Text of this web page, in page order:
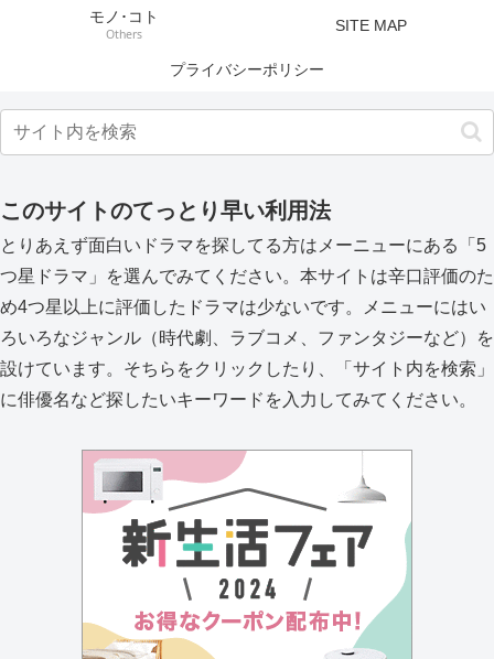
モノ･コト
Others SITE MAP
プライバシーポリシー
このサイトのてっとり早い利用法
とりあえず面白いドラマを探してる方はメーニューにある「5
つ星ドラマ」を選んでみてください。本サイトは辛口評価のた
め4つ星以上に評価したドラマは少ないです。メニューにはい
ろいろなジャンル（時代劇、ラブコメ、ファンタジーなど）を
設けています。そちらをクリックしたり、「サイト内を検索」
に俳優名など探したいキーワードを入力してみてください。